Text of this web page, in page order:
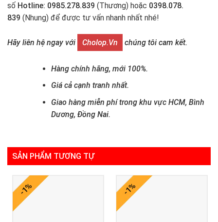
số Hotline: 0985.278.839 (Thương) hoặc 0398.078.
839 (Nhung) để được tư vấn nhanh nhất nhé!
Hãy liên hệ ngay với Cholop.vn chúng tôi cam kết.
Hàng chính hãng, mới 100%.
Giá cả cạnh tranh nhất.
Giao hàng miễn phí trong khu vực HCM, Bình
Dương, Đồng Nai.
SẢN PHẨM TƯƠNG TỰ
-1% -1%